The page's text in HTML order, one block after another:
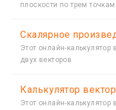
плоскости по трем точкам
Скалярное
Этот онлайн-
двух векторов
Калькулятор
Этот онлайн-калькулятор